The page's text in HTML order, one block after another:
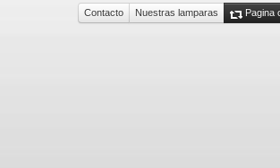
Contacto Nuestras lamparas Pagina